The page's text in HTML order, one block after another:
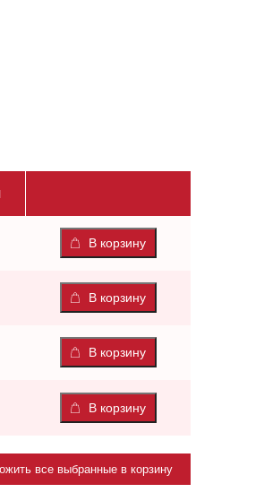
В корзину
В корзину
В корзину
В корзину
все выбранные в корзину